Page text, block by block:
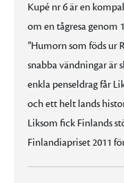
Kupé nr 6 är en
om en tågresa genom
”Humorn som föds ur
snabba vändningar är
enkla penseldrag får
och ett helt lands
Liksom fick Finlands
Finlandiapriset 2011